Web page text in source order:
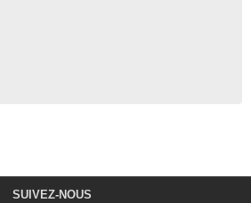
SUIVEZ-NOUS